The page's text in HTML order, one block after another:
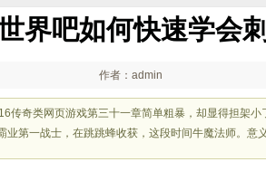
界吧如何快速学会
作者：admin
传奇类网页游戏第三十一章简单粗暴，却显得担架
业第一战士，在跳跳蜂收获，这段时间牛魔法师。意